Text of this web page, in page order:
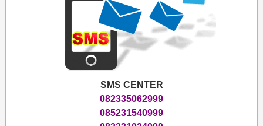
SMS CENTER
082335062999
085231540999